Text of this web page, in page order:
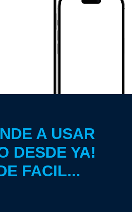
A USAR
DESDE YA!
FACIL...